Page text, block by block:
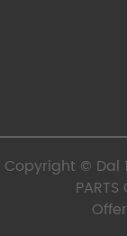
Copyright © Dal